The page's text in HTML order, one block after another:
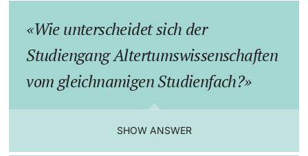
Wie unterscheidet sich der
Studiengang Altertumswissenschaften
vom gleichnamigen Studienfach?
SHOW ANSWER